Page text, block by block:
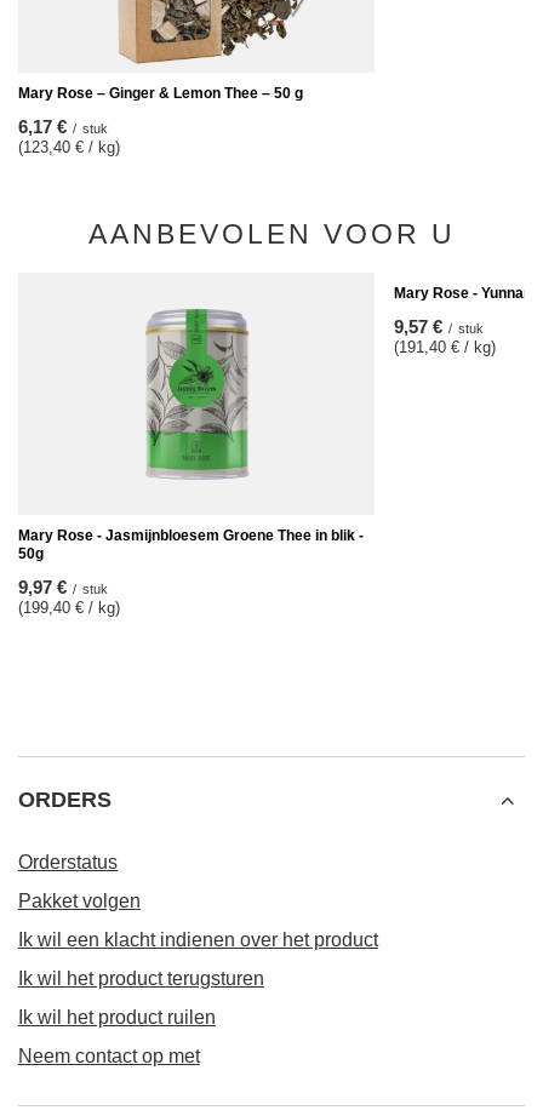
Mary Rose – Ginger & Lemon Thee – 50 g
6,17 € / stuk
(123,40 € / kg)
AANBEVOLEN VOOR U
Mary Rose - Jasmijnbloesem Groene Thee in blik -
50g
9,97 € / stuk
(199,40 € / kg)
Mary Rose - Yunnan
9,57 € / stuk
(191,40 € / kg)
ORDERS
Orderstatus
Pakket volgen
Ik wil een klacht indienen over het product
Ik wil het product terugsturen
Ik wil het product ruilen
Neem contact op met